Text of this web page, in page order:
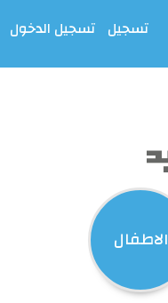
تسجيل تسجيل الدخول
الاطفال